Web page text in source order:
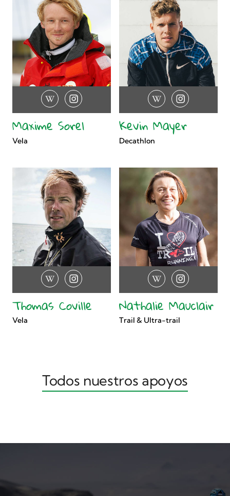
Maxime Sorel
Vela
Kevin Mayer
Decathlon
Thomas Coville
Vela
Nathalie Mauclair
Trail & Ultra-trail
Todos nuestros apoyos